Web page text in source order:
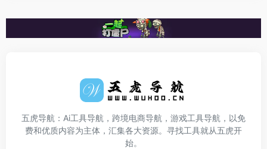
五虎导航：Ai工具导航，跨境电商导航，游戏工具导航，以免
费和优质内容为主体，汇集各大资源。寻找工具就从五虎开
始。